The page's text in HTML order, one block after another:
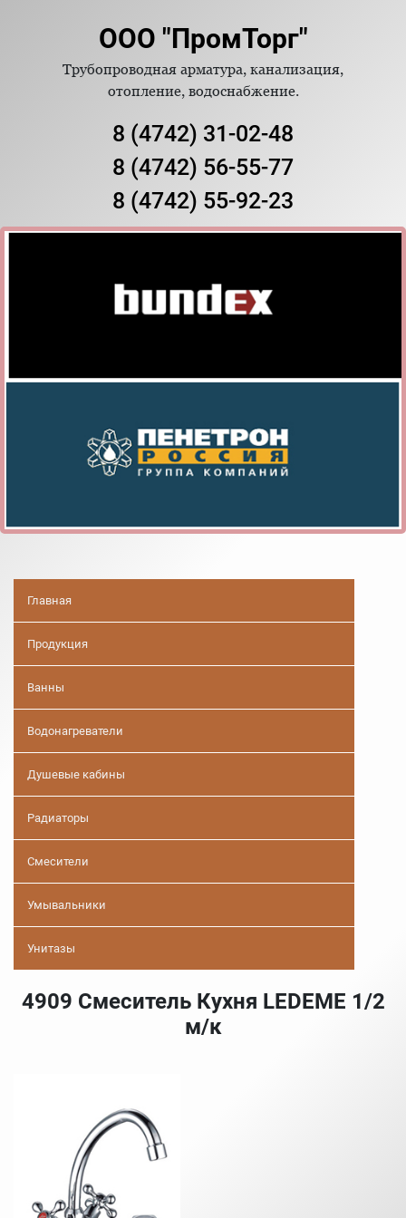
ООО "ПромТорг"
Трубопроводная арматура, канализация,
отопление, водоснабжение.
8 (4742) 31-02-48
8 (4742) 56-55-77
8 (4742) 55-92-23
Главная
Продукция
Ванны
Водонагреватели
Душевые кабины
Радиаторы
Смесители
Умывальники
Унитазы
4909 Смеситель Кухня LEDEME 1/2
м/к